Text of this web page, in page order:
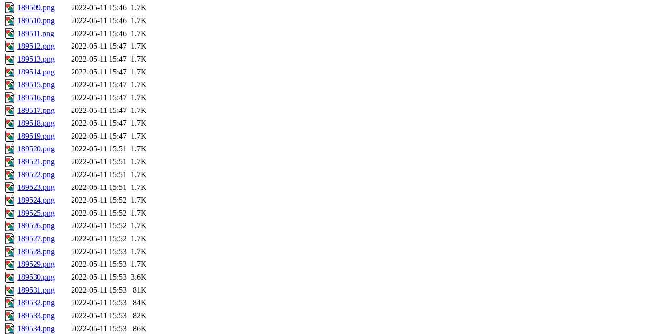
189509.png
2022-05-11 15:46 1.7K
189510.png
2022-05-11 15:46 1.7K
189511.png
2022-05-11 15:46 1.7K
189512.png
2022-05-11 15:47 1.7K
189513.png
2022-05-11 15:47 1.7K
189514.png
2022-05-11 15:47 1.7K
189515.png
2022-05-11 15:47 1.7K
189516.png
2022-05-11 15:47 1.7K
189517.png
2022-05-11 15:47 1.7K
189518.png
2022-05-11 15:47 1.7K
189519.png
2022-05-11 15:47 1.7K
189520.png
2022-05-11 15:51 1.7K
189521.png
2022-05-11 15:51 1.7K
189522.png
2022-05-11 15:51 1.7K
189523.png
2022-05-11 15:51 1.7K
189524.png
2022-05-11 15:52 1.7K
189525.png
2022-05-11 15:52 1.7K
189526.png
2022-05-11 15:52 1.7K
189527.png
2022-05-11 15:52 1.7K
189528.png
2022-05-11 15:53 1.7K
189529.png
2022-05-11 15:53 1.7K
189530.png
2022-05-11 15:53 3.6K
189531.png
2022-05-11 15:53
81K
189532.png
2022-05-11 15:53
84K
189533.png
2022-05-11 15:53
82K
189534.png
2022-05-11 15:53
86K